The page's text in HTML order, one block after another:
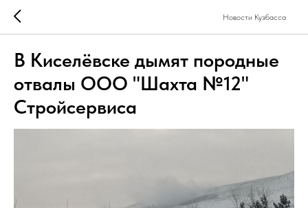
Новости Кузбасса
В Киселёвске дымят породные
отвалы ООО "Шахта №12"
Стройсервиса